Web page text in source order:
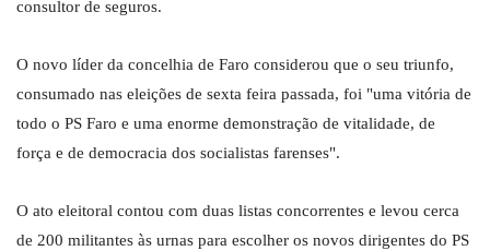
consultor de seguros.
O novo líder da concelhia de Faro considerou que o seu triunfo,
consumado nas eleições de sexta feira passada, foi "uma vitória de
todo o PS Faro e uma enorme demonstração de vitalidade, de
força e de democracia dos socialistas farenses".
O ato eleitoral contou com duas listas concorrentes e levou cerca
de 200 militantes às urnas para escolher os novos dirigentes do PS